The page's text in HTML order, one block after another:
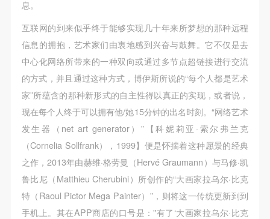
息。
互联网的到来似乎终于能够实现几十年来所梦想的那种远程
信息的拥抱，艺术家们由衷地感到兴奋与鼓舞。它不仅是去
中心化网络所带来的一种双向或通过多节点超链接进行交流
的方式，并且通过这种方式，博伊斯所说的“每个人都是艺术
家”所蕴含的那种新形式的自主性得以真正的实现，或者说，
现在每个人终于可以拥有他/她15分钟的出名时刻。“网络艺术
发生器（net art generator）”【科妮莉亚·索尔弗兰克
（Cornelia Sollfrank），1999】便是怀揣着这种愿景的经典
之作，2013年由赫维·格劳曼（Hervé Graumann）与马修·凯
鲁比尼（Matthieu Cherubini）所创作的“大画家拉乌尔·比克
特（Raoul Pictor Mega Painter）”，则将这一传统更新到到
手机上。其在APP商店的口号是："有了‘大画家拉乌尔·比克